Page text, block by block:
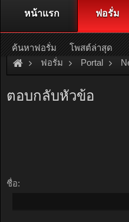
ติดต่อลงโฆษณา
หรืออ่านรายละเ
ฟอรั่ม Portal
ตอบกลับหัวข้อ
ชื่อ:
หน้าแรก ฟอรั่ม
ค้นหาฟอรั่ม โพสต์ล่าสุด